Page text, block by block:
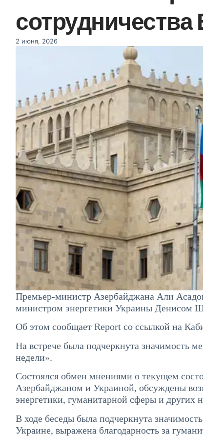
сотрудничества
2 июня, 2026
Премьер-министр Азербайджана Али
министром энергетики Украины Денисом
Об этом сообщает Report со ссылкой на
На встрече была подчеркнута значимость
недели».
Состоялся обмен мнениями о текущем
Азербайджаном и Украиной, обсуждены
энергетики, гуманитарной сферы и других
В ходе беседы была подчеркнута
Украине, выражена благодарность за